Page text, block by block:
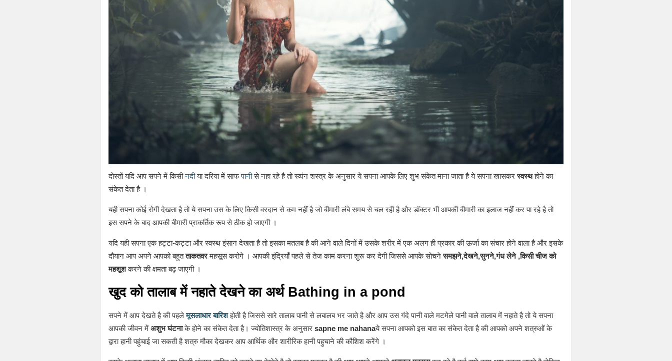
दोस्तों यदि आप सपने में किसीनदीया दरिया में साफपानीसे नहा रहे है तो स्व्पंन शस्त्र के अनुसार ये सपना आपके लिए शुभ संकेत माना जाता है ये सपना खासकरस्वस्थहोने का
संकेत देता है ।
यही सपना कोई रोगी देखता है तो ये सपना उस के लिए किसी वरदान से कम नहीं है जो बीमारी लंबे समय से चल रही है और डॉक्टर भी आपकी बीमारी का इलाज नहीं कर पा रहे है तो
इस सपने के बाद आपकी बीमारी प्राकर्तिक रूप से ठीक हो जाएगी ।
यदि यही सपना एक हट्टा-कट्टा और स्वस्थ इंसान देखता है तो इसका मतलब है की आने वाले दिनों में उसके शरीर में एक अलग ही प्रकार की ऊर्जा का संचार होने वाला है और इसके
दौयान आप अपने आपको बहुतताकतवरमहसूस करोगे । आपकी इंद्रियाँ पहले से तेज काम करना शुरू कर देगी जिससे आपके सोचनेसमझने,देखने,सुनने,गंध लेने ,किसी चीज को
महशूशकरने की क्षमता बढ़ जाएगी ।
खुद को तालाब में नहाते देखने का अर्थ Bathing in a pond
सपने में आप देखते है की पहलेमूसलाधार बारिशहोती है जिससे सारे तालाब पानी से लबालब भर जाते है और आप उस गंदे पानी वाले मटमेले पानी वाले तालाब में नहाते है तो ये सपना
आपकी जीवन में अशुभ घंटनाके होने का संकेत देता है। ज्योतिशास्त्र के अनुसारsapne me nahanaये सपना आपको इस बात का संकेत देता है की आपको अपने शत्रुओं के
द्वारा हानी पहुंचाई जा सकती है शत्रु मौका देखकर आप आर्थिक और शारीरिक हानी पहुचाने की कौशिश करेंगे ।